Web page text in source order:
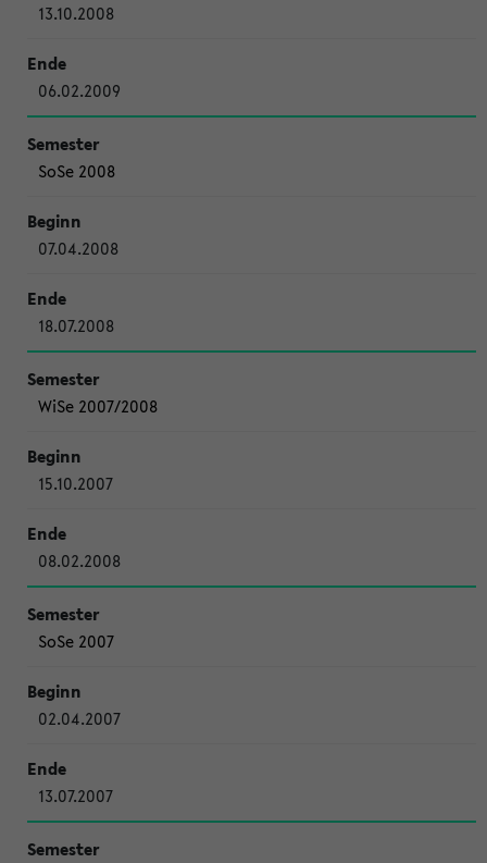
13.10.2008
06.02.2009
SoSe 2008
07.04.2008
18.07.2008
WiSe 2007/2008
15.10.2007
08.02.2008
SoSe 2007
02.04.2007
13.07.2007